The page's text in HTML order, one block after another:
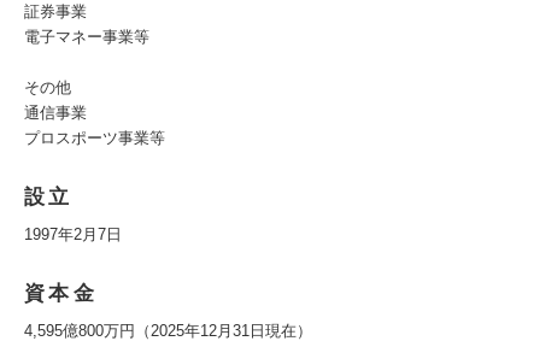
証券事業
電子マネー事業等
その他
通信事業
プロスポーツ事業等
設立
1997年2月7日
資本金
4,595億800万円（2025年12月31日現在）